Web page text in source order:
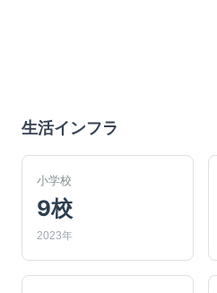
生活インフラ
小学校
9校
2023年